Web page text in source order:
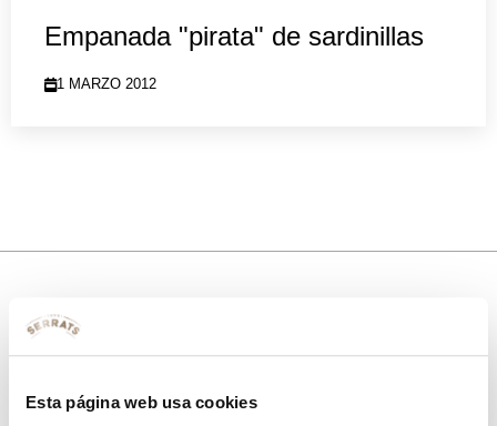
Esta página web usa cookies
Empanada "pirata" de sardinillas
1 MARZO 2012
con tu primera compra.